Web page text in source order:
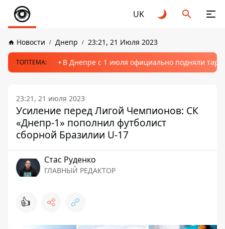
UK
Новости Днепр 23:21, 21 Июля 2023
ТОПТЕМА: В Днепре с 1 июля официально подняли
23:21, 21 июля 2023
Усиление перед Лигой Чемпионов: СК
«Днепр-1» пополнил футболист
сборной Бразилии U-17
Стаc Руденко
ГЛАВНЫЙ РЕДАКТОР
👍